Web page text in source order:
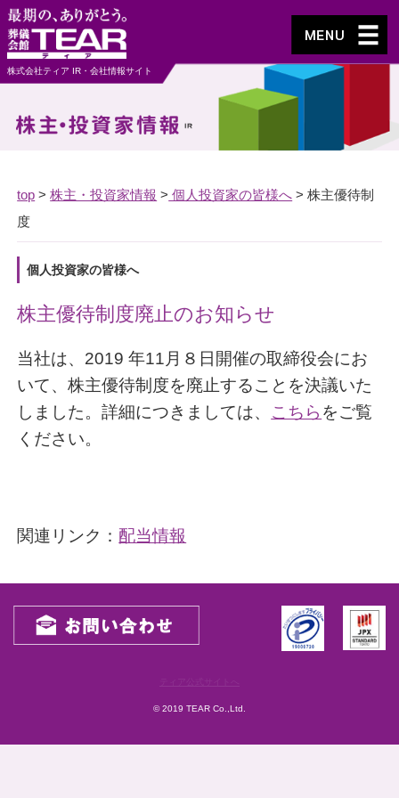
株式会社ティア IR・会社情報サイト
top >株主・投資家情報 > 個人投資家の皆様へ > 株主優待制
度
個人投資家の皆様へ
株主優待制度廃止のお知らせ
当社は、2019 年11月８日開催の取締役会にお
いて、株主優待制度を廃止することを決議いた
しました。詳細につきましては、 こちら をご覧
ください。
関連リンク： 配当情報
© 2019 TEAR Co.,Ltd.